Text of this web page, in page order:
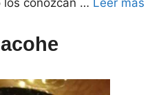
los conozcan … Leer más